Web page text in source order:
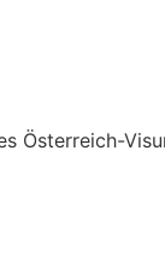
Österreich-